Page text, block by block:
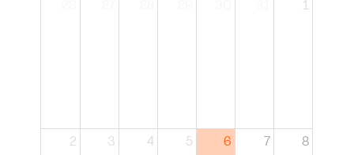
1
2 3 4 5 6 7 8